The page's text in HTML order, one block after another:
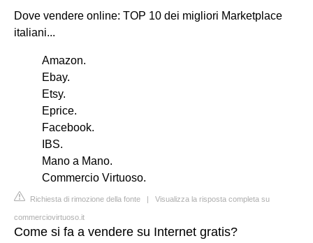
Dove vendere online: TOP 10 dei migliori Marketplace
italiani...
Amazon.
Ebay.
Etsy.
Eprice.
Facebook.
IBS.
Mano a Mano.
Commercio Virtuoso.
Richiesta di rimozione della fonte | Visualizza la risposta completa su
commerciovirtuoso.it
Come si fa a vendere su Internet gratis?